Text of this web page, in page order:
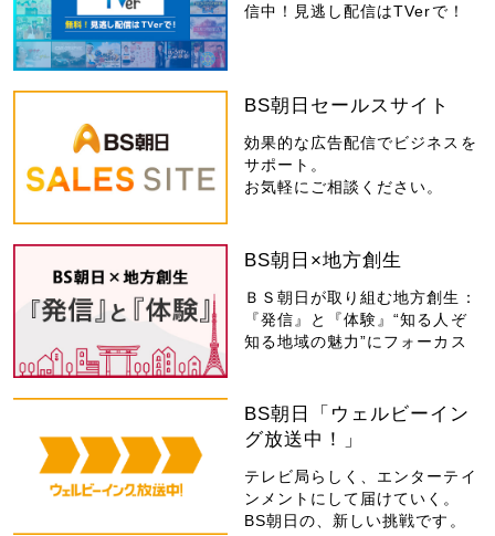
信中！見逃し配信はTVerで！
BS朝日セールスサイト
効果的な広告配信でビジネスを
サポート。
お気軽にご相談ください。
BS朝日×地方創生
ＢＳ朝日が取り組む地方創生：
『発信』と『体験』“知る人ぞ
知る地域の魅力”にフォーカス
BS朝日「ウェルビーイン
グ放送中！」
テレビ局らしく、エンターテイ
ンメントにして届けていく。
BS朝日の、新しい挑戦です。